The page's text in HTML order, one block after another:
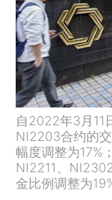
自2022年3月11
NI2203合约的
幅度调整为17%
NI2211、
金比例调整为